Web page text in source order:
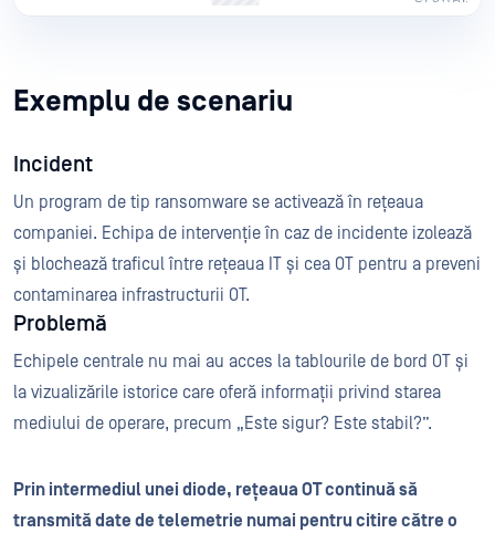
Exemplu de scenariu
Incident
Un program de tip ransomware se activează în rețeaua
companiei. Echipa de intervenție în caz de incidente izolează
și blochează traficul între rețeaua IT și cea OT pentru a preveni
contaminarea infrastructurii OT.
Problemă
Echipele centrale nu mai au acces la tablourile de bord OT și
la vizualizările istorice care oferă informații privind starea
mediului de operare, precum „Este sigur? Este stabil?”.
Prin intermediul unei diode, rețeaua OT continuă să
transmită date de telemetrie numai pentru citire către o